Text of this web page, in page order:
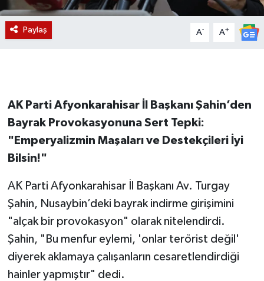
Paylaş A- A+
AK Parti Afyonkarahisar İl Başkanı Şahin’den
Bayrak Provokasyonuna Sert Tepki:
"Emperyalizmin Maşaları ve Destekçileri İyi
Bilsin!"
AK Parti Afyonkarahisar İl Başkanı Av. Turgay
Şahin, Nusaybin’deki bayrak indirme girişimini
"alçak bir provokasyon" olarak nitelendirdi.
Şahin, "Bu menfur eylemi, 'onlar terörist değil'
diyerek aklamaya çalışanların cesaretlendirdiği
hainler yapmıştır" dedi.